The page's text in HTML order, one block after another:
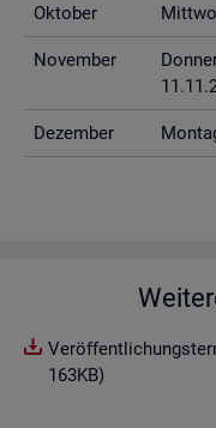
Ok­to­ber
No­vem­ber
De­zem­ber
163KB)